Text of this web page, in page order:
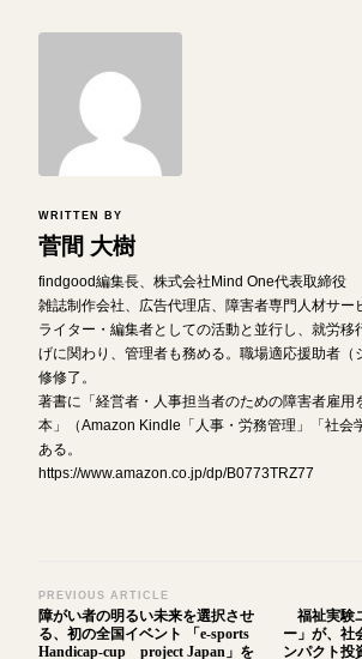
WRITTEN BY
菅間 大樹
findgood編集長、株式会社Mind One代表取締役
雑誌制作会社、広告代理店、障害者専門人材サー
ライター・編集者としての活動と並行し、就労移
げに関わり、管理者も務める。職場適応援助者（
修修了。
著書に「経営者・人事担当者のための障害者雇用
本」（Amazon Kindle「人事・労務管理」「社会
ある。
https://www.amazon.co.jp/dp/B0773TRZ77
Post
Navigation
PREVIOUS ARTICLE
障がい者の明るい未来を選択させ
る、初の全国イベント 「e-sports
Handicap-cup project Japan」を
福祉実験
ー」が、社
ンパクト投